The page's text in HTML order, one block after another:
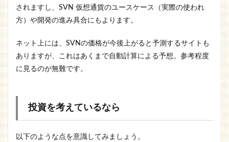
されますし、SVN 仮想通貨のユースケース（実際の使われ
方）や開発の進み具合にもよります。
ネット上には、SVNの価格が今後上がると予測するサイトも
ありますが、これはあくまで自動計算による予想。参考程度
に見るのが無難です。
投資を考えているなら
以下のような点を意識してみましょう。